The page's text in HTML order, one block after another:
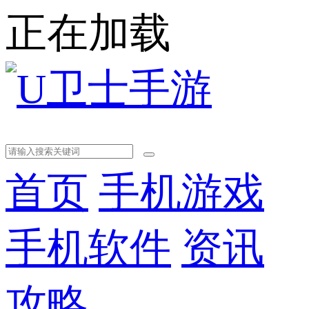
正在加载
首页 手机游戏
手机软件 资讯